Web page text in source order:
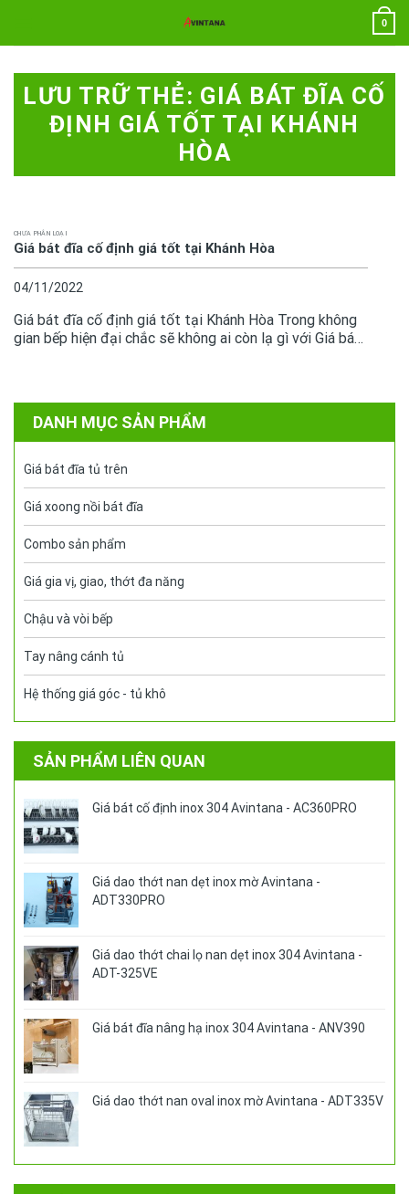
nội
0
LƯU TRỮ THẺ: GIÁ BÁT ĐĨA CỐ
ĐỊNH GIÁ TỐT TẠI KHÁNH
HÒA
CHƯA PHÂN LOẠI
Giá bát đĩa cố định giá tốt tại Khánh Hòa
04/11/2022
Giá bát đĩa cố định giá tốt tại Khánh Hòa Trong không
gian bếp hiện đại chắc sẽ không ai còn lạ gì với Giá bát
DANH MỤC SẢN PHẨM
Giá bát đĩa tủ trên
Giá xoong nồi bát đĩa
Combo sản phẩm
Giá gia vị, giao, thớt đa năng
Chậu và vòi bếp
Tay nâng cánh tủ
Hệ thống giá góc - tủ khô
SẢN PHẨM LIÊN QUAN
Giá bát cố định inox 304 Avintana - AC360PRO
Giá dao thớt nan dẹt inox mờ Avintana -
ADT330PRO
Giá dao thớt chai lọ nan dẹt inox 304 Avintana -
ADT-325VE
Giá bát đĩa nâng hạ inox 304 Avintana - ANV390
Giá dao thớt nan oval inox mờ Avintana - ADT335V